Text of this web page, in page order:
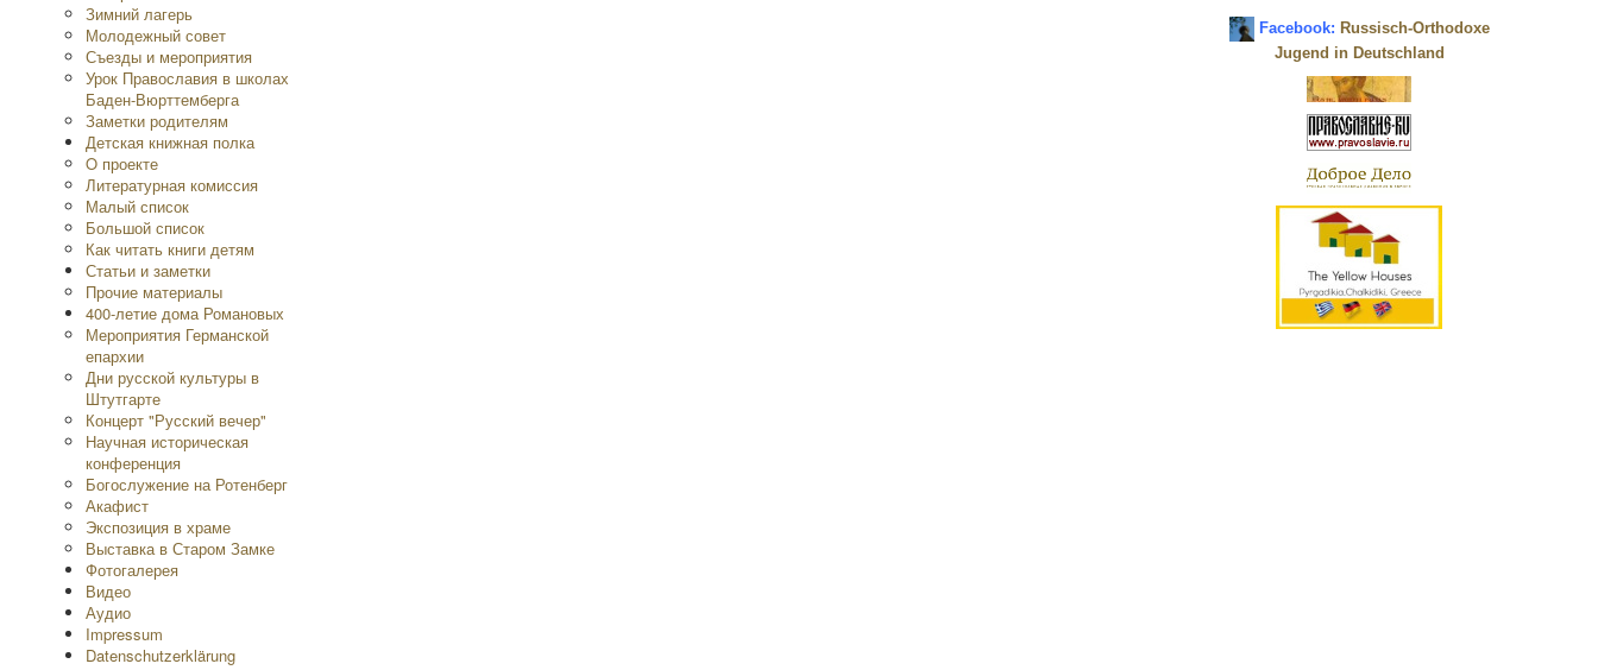
Зимний лагерь
Молодежный совет
Съезды и мероприятия
Урок Православия в школах
Баден-Вюрттемберга
Заметки родителям
Детская книжная полка
O проекте
Литературная комиссия
Малый список
Большой список
Как читать книги детям
Статьи и заметки
Прочие материалы
400-летие дома Романовых
Мероприятия Германской
епархии
Дни русской культуры в
Штутгарте
Концерт "Русский вечер"
Научная историческая
конференция
Богослужение на Ротенберг
Акафист
Экспозиция в храме
Выставка в Старом Замке
Фотогалерея
Видео
Аудио
Impressum
Datenschutzerklärung
Facebook: Russisch-Orthodoxe
Jugend in Deutschland